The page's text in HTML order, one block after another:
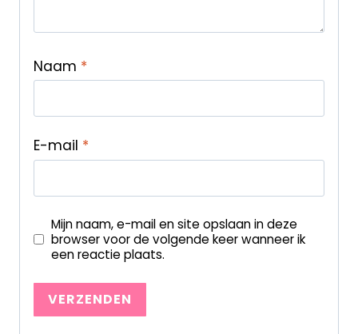
Naam *
E-mail *
Mijn naam, e-mail en site opslaan in deze
browser voor de volgende keer wanneer ik
een reactie plaats.